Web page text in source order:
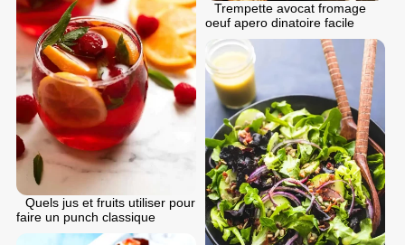
Trempette avocat fromage
oeuf apero dinatoire facile
Quels jus et fruits utiliser pour
faire un punch classique